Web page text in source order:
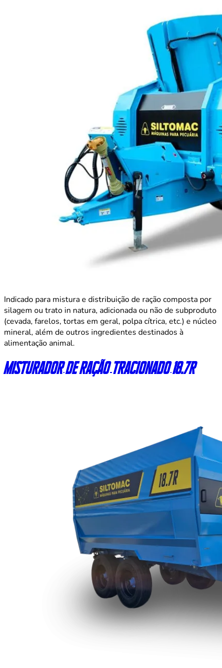
Indicado para mistura e distribuição de ração composta por
silagem ou trato in natura, adicionada ou não de subproduto
(cevada, farelos, tortas em geral, polpa cítrica, etc.) e núcleo
mineral, além de outros ingredientes destinados à
alimentação animal.
Misturador de ração tracionado 18.7R